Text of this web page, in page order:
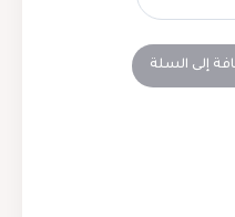
إلى السلة